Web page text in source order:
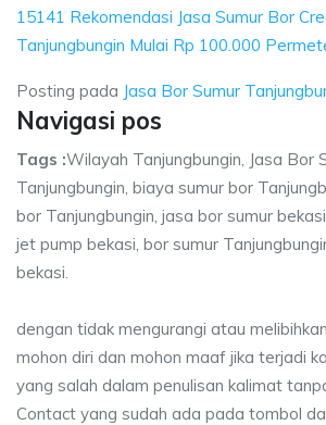
15141 Rekomendasi Jasa Sumur Bor
Tanjungbungin Mulai Rp 100.000
Posting pada Jasa Bor Sumur
Navigasi pos
Tags :Wilayah Tanjungbungin, Jasa Bor
Tanjungbungin, biaya sumur bor
bor Tanjungbungin, jasa bor sumur
jet pump bekasi, bor sumur
bekasi.
dengan tidak mengurangi atau
mohon diri dan mohon maaf jika terjadi
yang salah dalam penulisan kalimat
Contact yang sudah ada pada tombol